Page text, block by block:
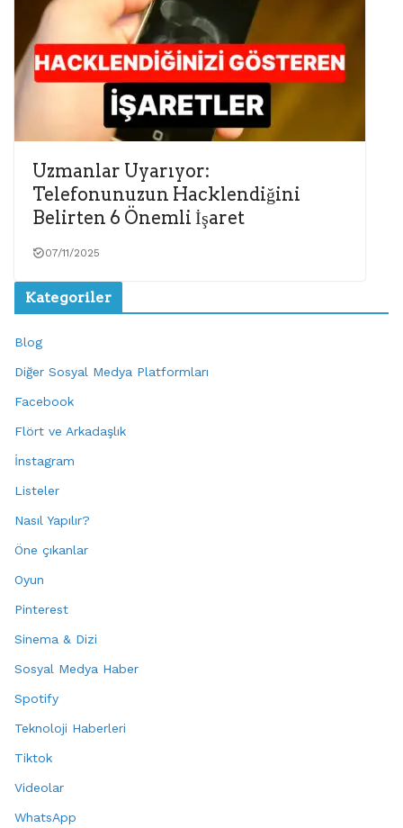
Uzmanlar Uyarıyor:
Telefonunuzun Hacklendiğini
Belirten 6 Önemli İşaret
07/11/2025
Kategoriler
Blog
Diğer Sosyal Medya Platformları
Facebook
Flört ve Arkadaşlık
İnstagram
Listeler
Nasıl Yapılır?
Öne çıkanlar
Oyun
Pinterest
Sinema & Dizi
Sosyal Medya Haber
Spotify
Teknoloji Haberleri
Tiktok
Videolar
WhatsApp